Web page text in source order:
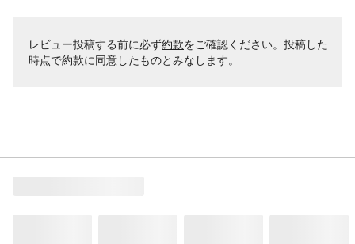
レビュー投稿する前に必ず約款をご確認ください。投稿した
時点で約款に同意したものとみなします。